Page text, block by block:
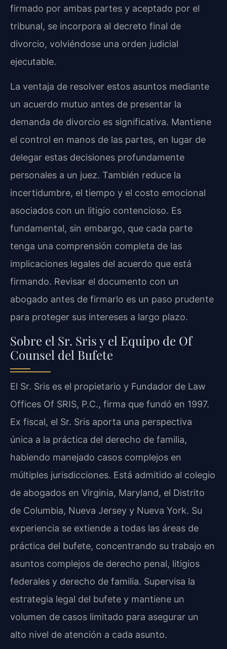
firmado por ambas partes y aceptado por el
tribunal, se incorpora al decreto final de
divorcio, volviéndose una orden judicial
ejecutable.
La ventaja de resolver estos asuntos mediante
un acuerdo mutuo antes de presentar la
demanda de divorcio es significativa. Mantiene
el control en manos de las partes, en lugar de
delegar estas decisiones profundamente
personales a un juez. También reduce la
incertidumbre, el tiempo y el costo emocional
asociados con un litigio contencioso. Es
fundamental, sin embargo, que cada parte
tenga una comprensión completa de las
implicaciones legales del acuerdo que está
firmando. Revisar el documento con un
abogado antes de firmarlo es un paso prudente
para proteger sus intereses a largo plazo.
Sobre el Sr. Sris y el Equipo de Of
Counsel del Bufete
El Sr. Sris es el propietario y Fundador de Law
Offices Of SRIS, P.C., firma que fundó en 1997.
Ex fiscal, el Sr. Sris aporta una perspectiva
única a la práctica del derecho de familia,
habiendo manejado casos complejos en
múltiples jurisdicciones. Está admitido al colegio
de abogados en Virginia, Maryland, el Distrito
de Columbia, Nueva Jersey y Nueva York. Su
experiencia se extiende a todas las áreas de
práctica del bufete, concentrando su trabajo en
asuntos complejos de derecho penal, litigios
federales y derecho de familia. Supervisa la
estrategia legal del bufete y mantiene un
volumen de casos limitado para asegurar un
alto nivel de atención a cada asunto.